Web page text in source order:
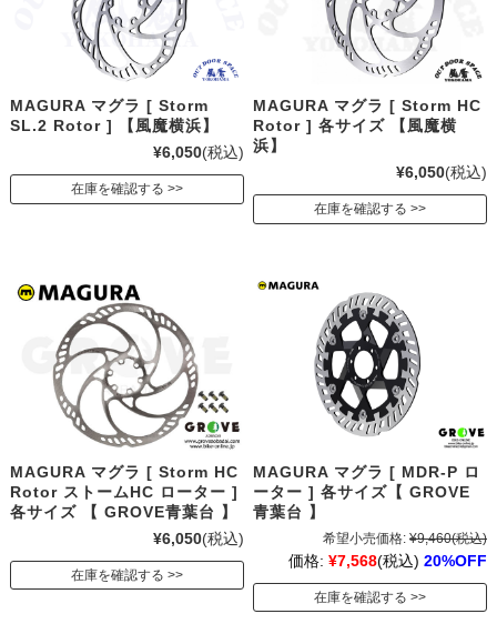
MAGURA マグラ [ Storm
SL.2 Rotor ] 【風魔横浜】
¥6,050(税込)
在庫を確認する
MAGURA マグラ [ Storm HC
Rotor ] 各サイズ 【風魔横
浜】
¥6,050(税込)
在庫を確認する
MAGURA マグラ [ Storm HC
Rotor ストームHC ローター ]
各サイズ 【 GROVE青葉台 】
¥6,050(税込)
在庫を確認する
MAGURA マグラ [ MDR-P ロ
ーター ] 各サイズ【 GROVE
青葉台 】
希望小売価格: ¥9,460(税込)
価格: ¥7,568(税込) 20%OFF
在庫を確認する